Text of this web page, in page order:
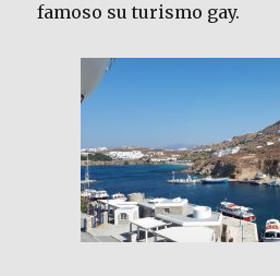
famoso su turismo gay.